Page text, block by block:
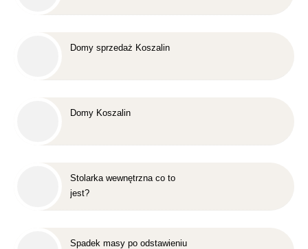
Domy sprzedaż Koszalin
Domy Koszalin
Stolarka wewnętrzna co to
jest?
Spadek masy po odstawieniu